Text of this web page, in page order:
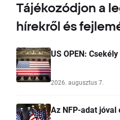
Tájékozódjon a
hírekről és
US OPEN:
2026. augusztus 7.
Az NFP-adat